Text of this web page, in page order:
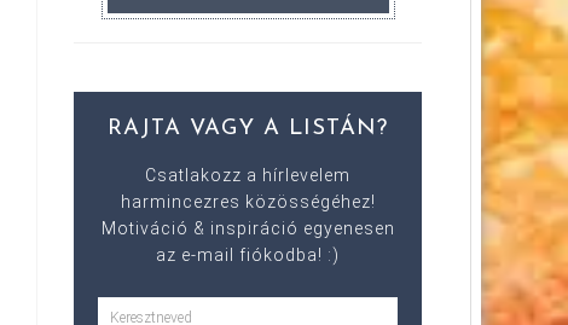
RAJTA VAGY A LISTÁN?
Csatlakozz a hírlevelem
harmincezres közösségéhez!
Motiváció & inspiráció egyenesen
az e-mail fiókodba! :)